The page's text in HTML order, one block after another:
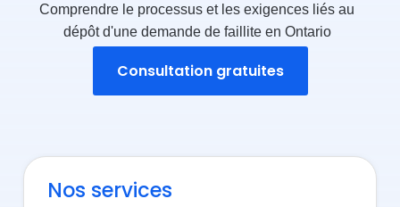
Comprendre le processus et les exigences liés au
dépôt d'une demande de faillite en Ontario
Consultation gratuites
Nos services